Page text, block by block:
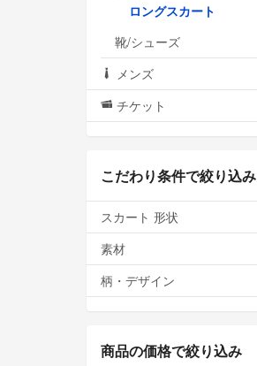
ロングスカート
靴/シューズ
メンズ
チケット
こだわり条件で絞り込み
スカート 形状
素材
柄・デザイン
商品の価格で絞り込み